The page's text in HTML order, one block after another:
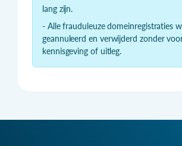
lang zijn.
- Alle frauduleuze domeinregistraties
geannuleerd en verwijderd zonder
kennisgeving of uitleg.